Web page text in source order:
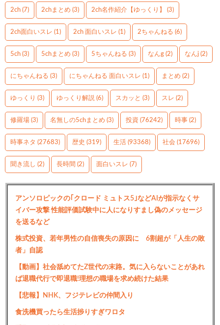
2ch (7) 2chまとめ (3) 2ch名作紹介【ゆっくり】 (3)
2ch面白いスレ (1) 2ch 面白いスレ (1) 2ちゃんねる (6)
5ch (3) 5chまとめ (3) 5ちゃんねる (3) なんg (2) なんj (2)
にちゃんねる (3) にちゃんねる 面白いスレ (1) まとめ (2)
ゆっくり (3) ゆっくり解説 (6) スカッと (3) スレ (2)
修羅場 (3) 名無しの5chまとめ (3) 投資 (76242) 時事 (2)
時事ネタ (27683) 歴史 (319) 生活 (93368) 社会 (17696)
聞き流し (2) 長時間 (2) 面白いスレ (7)
アンソロピックの｢クロード ミュトス5｣などAIが指示なくサ
イバー攻撃 性能評価試験中に人になりすまし偽のメッセージ
を送るなど
株式投資、若年男性の自信喪失の原因に 6割超が「人生の敗
者」自認
【動画】社会舐めてたZ世代の末路。気に入らないことがあれ
ば退職代行で即退職!理想の職場を求め続けた結果
【悲報】NHK、フジテレビの仲間入り
食洗機買ったら生活捗りすぎワロタ